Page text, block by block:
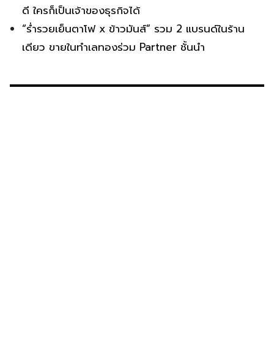
ดี ใครก็เป็นเจ้าของธุรกิจได้
“ร่ำรวยเย็นตาโฟ x ข้าวมันส์” รวม 2 แบรนด์ในร้าน
เดียว ขายในทำเลทองร่วม Partner ชั้นนำ